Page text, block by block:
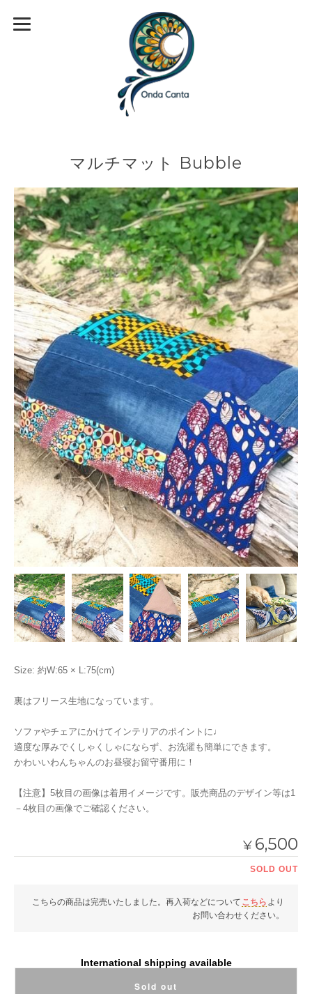
マルチマット Bubble
Size: 約W:65 × L:75(cm)
裏はフリース生地になっています。
ソファやチェアにかけてインテリアのポイントに♩
適度な厚みでくしゃくしゃにならず、お洗濯も簡単にできます。
かわいいわんちゃんのお昼寝お留守番用に！
【注意】5枚目の画像は着用イメージです。販売商品のデザイン等は1
－4枚目の画像でご確認ください。
¥ 6,500
SOLD OUT
こちらの商品は完売いたしました。再入荷などについて こちら より
お問い合わせください。
International shipping available
Sold out